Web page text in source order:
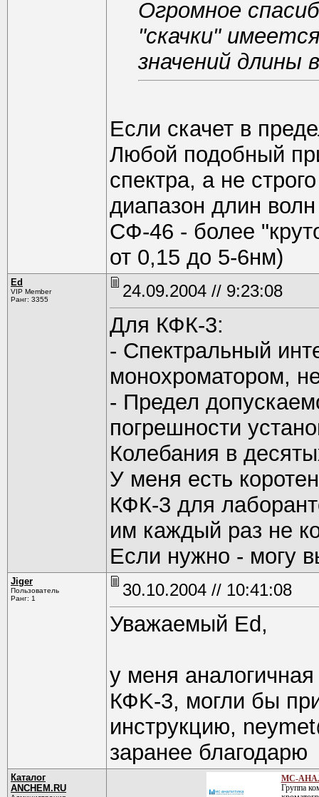
Огромное
"скачки"
значений длины
Если скачет в
Любой подобный
спектра, а не
диапазон длин
СФ-46 - более
от 0,15 до 5-6нм)
Ed
VIP Member
Ранг: 3355
24.09.2004 // 9:23:08
Для КФК-3:
- Спектральный
монохроматором,
- Предел
погрешности
Колебания в
У меня есть
КФК-3 для
им каждый раз не
Если нужно - могу
Jiger
Пользователь
Ранг: 1
30.10.2004 // 10:41:08
Уважаемый Ed,
у меня
КФK-3, могли бы
инструкцию,
заранее благодарю
Каталог
ANCHEM.RU
МС-
Группа